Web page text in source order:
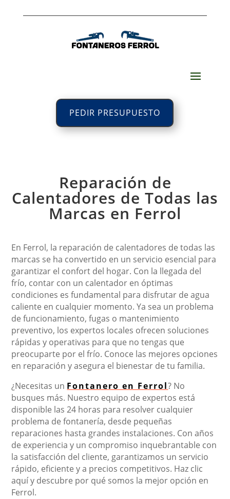
PEDIR PRESUPUESTO
Reparación de
Calentadores de Todas las
Marcas en Ferrol
En Ferrol, la reparación de calentadores de todas las
marcas se ha convertido en un servicio esencial para
garantizar el confort del hogar. Con la llegada del
frío, contar con un calentador en óptimas
condiciones es fundamental para disfrutar de agua
caliente en cualquier momento. Ya sea un problema
de funcionamiento, fugas o mantenimiento
preventivo, los expertos locales ofrecen soluciones
rápidas y operativas para que no tengas que
preocuparte por el frío. Conoce las mejores opciones
en reparación y asegura el bienestar de tu familia.
¿Necesitas un Fontanero en Ferrol? No
busques más. Nuestro equipo de expertos está
disponible las 24 horas para resolver cualquier
problema de fontanería, desde pequeñas
reparaciones hasta grandes instalaciones. Con años
de experiencia y un compromiso inquebrantable con
la satisfacción del cliente, garantizamos un servicio
rápido, eficiente y a precios competitivos. Haz clic
aquí y descubre por qué somos la mejor opción en
Ferrol.